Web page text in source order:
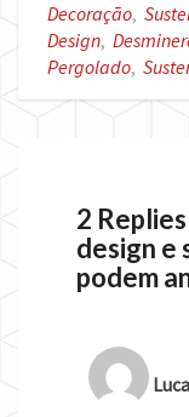
Decoração,
Design,
Pergolado,
2
design e
podem